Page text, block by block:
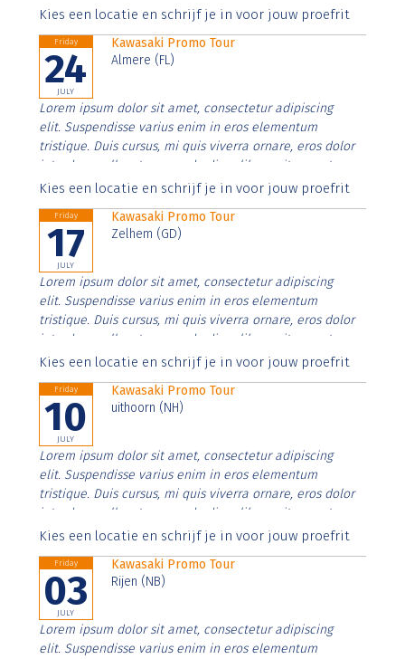
Aenean faucibus nibh et justo cursus id rutrum lorem
Kies een locatie en schrijf je in voor jouw proefrit
Friday
24
JULY
Kawasaki Promo Tour
Almere (FL)
Lorem ipsum dolor sit amet, consectetur adipiscing
elit. Suspendisse varius enim in eros elementum
tristique. Duis cursus, mi quis viverra ornare, eros dolor
interdum nulla, ut commodo diam libero vitae erat.
Aenean faucibus nibh et justo cursus id rutrum lorem
Kies een locatie en schrijf je in voor jouw proefrit
Friday
17
JULY
Kawasaki Promo Tour
Zelhem (GD)
Lorem ipsum dolor sit amet, consectetur adipiscing
elit. Suspendisse varius enim in eros elementum
tristique. Duis cursus, mi quis viverra ornare, eros dolor
interdum nulla, ut commodo diam libero vitae erat.
Aenean faucibus nibh et justo cursus id rutrum lorem
Kies een locatie en schrijf je in voor jouw proefrit
Friday
10
JULY
Kawasaki Promo Tour
uithoorn (NH)
Lorem ipsum dolor sit amet, consectetur adipiscing
elit. Suspendisse varius enim in eros elementum
tristique. Duis cursus, mi quis viverra ornare, eros dolor
interdum nulla, ut commodo diam libero vitae erat.
Aenean faucibus nibh et justo cursus id rutrum lorem
Kies een locatie en schrijf je in voor jouw proefrit
Friday
03
JULY
Kawasaki Promo Tour
Rijen (NB)
Lorem ipsum dolor sit amet, consectetur adipiscing
elit. Suspendisse varius enim in eros elementum